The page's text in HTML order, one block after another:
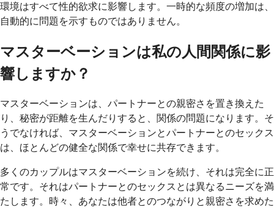
環境はすべて性的欲求に影響します。一時的な頻度の増加は、
自動的に問題を示すものではありません。
マスターベーションは私の人間関係に影
響しますか？
マスターベーションは、パートナーとの親密さを置き換えた
り、秘密が距離を生んだりすると、関係の問題になります。そ
うでなければ、マスターベーションとパートナーとのセックス
は、ほとんどの健全な関係で幸せに共存できます。
多くのカップルはマスターベーションを続け、それは完全に正
常です。それはパートナーとのセックスとは異なるニーズを満
たします。時々、あなたは他者とのつながりと親密さを求めた